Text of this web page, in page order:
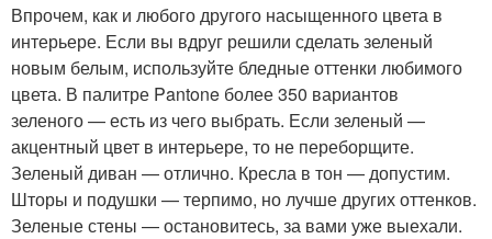
Впрочем, как и любого другого насыщенного цвета в
интерьере. Если вы вдруг решили сделать зеленый
новым белым, используйте бледные оттенки любимого
цвета. В палитре Pantone более 350 вариантов
зеленого — есть из чего выбрать. Если зеленый —
акцентный цвет в интерьере, то не переборщите.
Зеленый диван — отлично. Кресла в тон — допустим.
Шторы и подушки — терпимо, но лучше других оттенков.
Зеленые стены — остановитесь, за вами уже выехали.